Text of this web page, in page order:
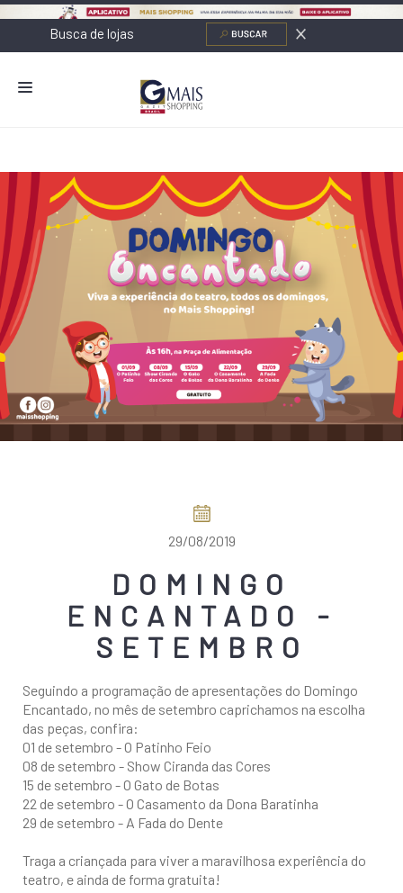
ALIMENTAÇÃO
CONTATO
NOVOS NEGÓCIOS
O SHOPPING
SERVIÇOS
SHOPPINGS DA GAZIT
29/08/2019
DOMINGO
ENCANTADO -
SETEMBRO
Seguindo a programação de apresentações do Domingo
Encantado, no mês de setembro caprichamos na escolha
das peças, confira:
01 de setembro - O Patinho Feio
08 de setembro - Show Ciranda das Cores
15 de setembro - O Gato de Botas
22 de setembro - O Casamento da Dona Baratinha
29 de setembro - A Fada do Dente
Traga a criançada para viver a maravilhosa experiência do
teatro, e ainda de forma gratuita!